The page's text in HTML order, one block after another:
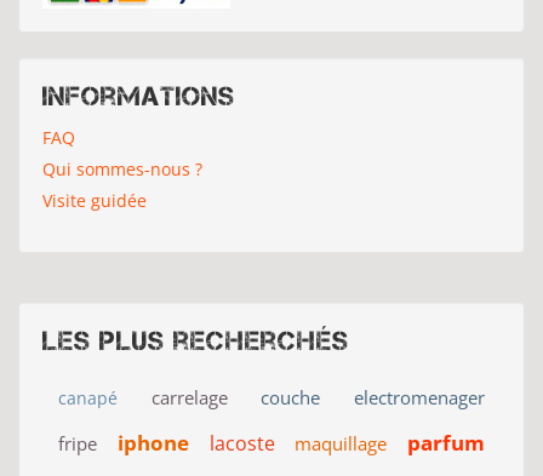
Informations
FAQ
Qui sommes-nous ?
Visite guidée
Les plus recherchés
canapé carrelage couche
electromenager
fripe
iphone lacoste maquillage parfum